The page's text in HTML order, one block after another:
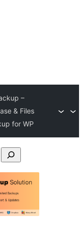
–
& Files
for WP